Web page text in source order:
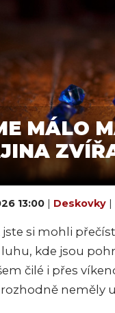
MÁLO
13:00 | Deskovky |
jste si mohli
luhu, kde jsou
čilé i přes
neměly